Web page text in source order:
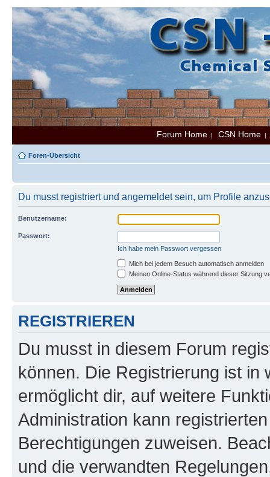
Forum Home | CSN Home
Foren-Übersicht
Du musst registriert und angemeldet sein, um Profile
Benutzername:
Passwort:
Ich habe mein Passwort vergessen
Mich bei jedem Besuch automatisch anmelden
Meinen Online-Status während dieser Sitzung
REGISTRIEREN
Du musst in diesem Forum
können. Die Registrierung ist in
ermöglicht dir, auf weitere
Administration kann
Berechtigungen zuweisen.
und die verwandten